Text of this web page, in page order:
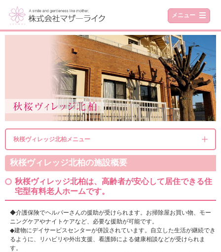
メニュー
秋桜ヴィレッジ北柏メニュー
秋桜ヴィレッジ北柏の施設概要
秋桜ヴィレッジ北柏は、高齢者が安心して居住できる住
宅型有料老人ホームです。
◆介護保険でヘルパーさんの援助が受けられます。お掃除屋お買い物、モー
ニングケアやナイトケアなど、必要な援助が可能です。
◆建物にデイサービスセンターが併設されています。自立した生活が継続でき
るように、リハビリや外出支援、看護師による健康相談などが受けられま
す。